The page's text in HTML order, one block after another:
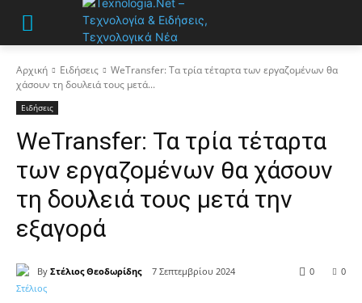
Αρχική Ειδήσεις
WeTransfer: Τα τρία τέταρτα των εργαζομένων θα
χάσουν τη δουλειά τους μετά...
Ειδήσεις
WeTransfer: Τα τρία τέταρτα
των εργαζομένων θα χάσουν
τη δουλειά τους μετά την
εξαγορά
By Στέλιος Θεοδωρίδης 7 Σεπτεμβρίου 2024 0
0